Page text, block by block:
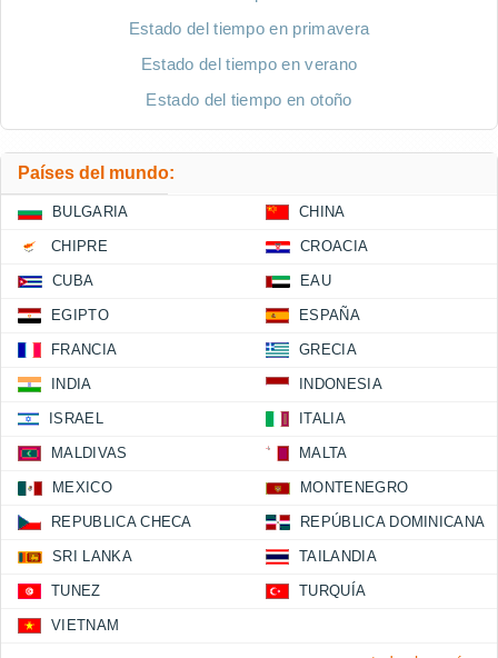
Estado del tiempo en primavera
Estado del tiempo en verano
Estado del tiempo en otoño
Países del mundo:
BULGARIA CHINA
CHIPRE CROACIA
CUBA EAU
EGIPTO ESPAÑA
FRANCIA GRECIA
INDIA INDONESIA
ISRAEL ITALIA
MALDIVAS MALTA
MEXICO MONTENEGRO
REPUBLICA CHECA REPÚBLICA DOMINICANA
SRI LANKA TAILANDIA
TUNEZ TURQUÍA
VIETNAM